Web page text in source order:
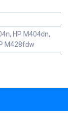
HP M404dn,
M428fdw